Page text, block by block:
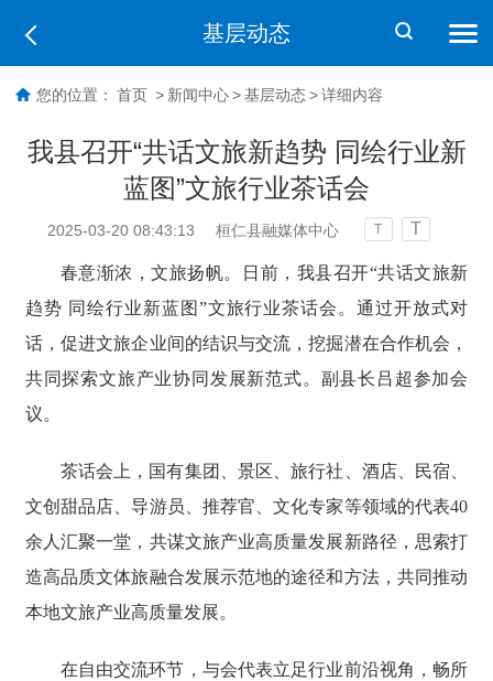
基层动态
您的位置： 首页 > 新闻中心 > 基层动态 > 详细内容
我县召开“共话文旅新趋势 同绘行业新
蓝图”文旅行业茶话会
2025-03-20 08:43:13 桓仁县融媒体中心 T T
春意渐浓，文旅扬帆。日前，我县召开“共话文旅新
趋势 同绘行业新蓝图”文旅行业茶话会。通过开放式对
话，促进文旅企业间的结识与交流，挖掘潜在合作机会，
共同探索文旅产业协同发展新范式。副县长吕超参加会
议。
茶话会上，国有集团、景区、旅行社、酒店、民宿、
文创甜品店、导游员、推荐官、文化专家等领域的代表40
余人汇聚一堂，共谋文旅产业高质量发展新路径，思索打
造高品质文体旅融合发展示范地的途径和方法，共同推动
本地文旅产业高质量发展。
在自由交流环节，与会代表立足行业前沿视角，畅所